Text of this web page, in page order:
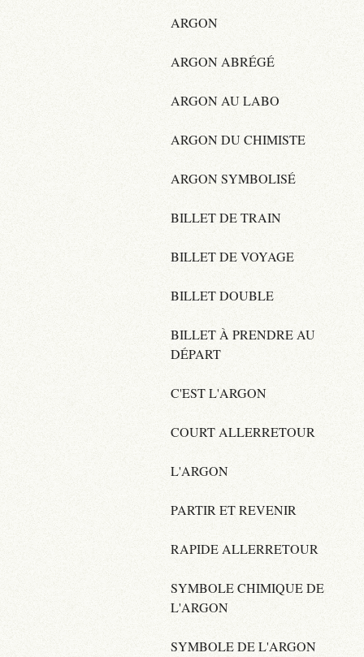
ARGON
ARGON ABRÉGÉ
ARGON AU LABO
ARGON DU CHIMISTE
ARGON SYMBOLISÉ
BILLET DE TRAIN
BILLET DE VOYAGE
BILLET DOUBLE
BILLET À PRENDRE AU
DÉPART
C'EST L'ARGON
COURT ALLERRETOUR
L'ARGON
PARTIR ET REVENIR
RAPIDE ALLERRETOUR
SYMBOLE CHIMIQUE DE
L'ARGON
SYMBOLE DE L'ARGON